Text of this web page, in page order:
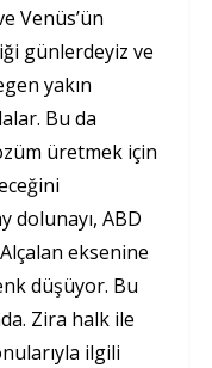
Venüs’ün
günlerdeyiz ve
yakın
Bu da
üretmek için
dolunayı, ABD
eksenine
düşüyor. Bu
Zira halk ile
ilgili